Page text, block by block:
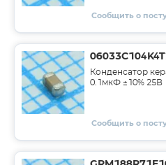
Сообщить о
Конденсатор
0.1мкФ ±10% 25В
Сообщить о